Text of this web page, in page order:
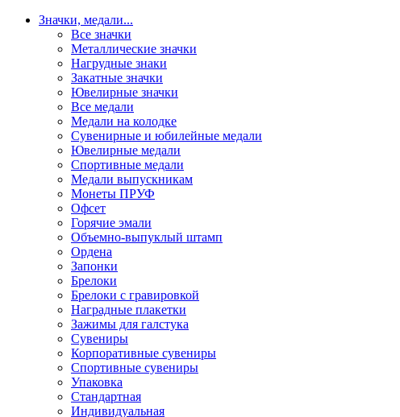
Значки, медали...
Все значки
Металлические значки
Нагрудные знаки
Закатные значки
Ювелирные значки
Все медали
Медали на колодке
Сувенирные и юбилейные медали
Ювелирные медали
Спортивные медали
Медали выпускникам
Монеты ПРУФ
Офсет
Горячие эмали
Объемно-выпуклый штамп
Ордена
Запонки
Брелоки
Брелоки с гравировкой
Наградные плакетки
Зажимы для галстука
Сувениры
Корпоративные сувениры
Спортивные сувениры
Упаковка
Стандартная
Индивидуальная